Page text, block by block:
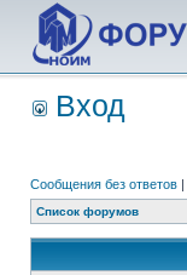
Вход
Сообщения без ответов |
Список форумов